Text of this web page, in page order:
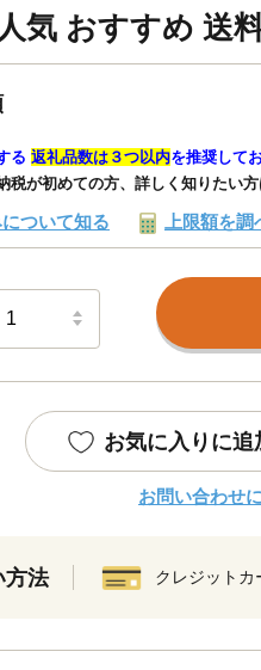
気 おすすめ 送
る 返礼品数は３つ以内を推奨して
税が初めての方、詳しく知りたい
ついて知る 上限額を調
お気に入りに追
お問い合わせ
方法 クレジットカ